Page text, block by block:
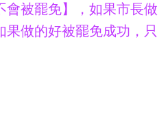
會被罷免】，如果市長做
做的好被罷免成功，只